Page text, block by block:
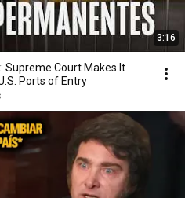
3:16
Supreme Court Makes It
Ports of Entry